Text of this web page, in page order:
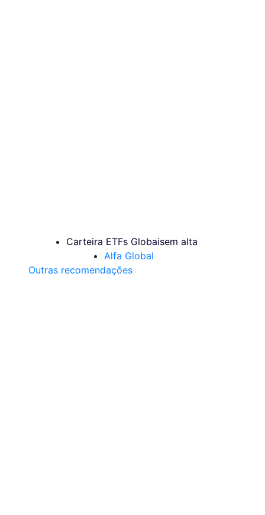
Carteira ETFs Globaisem alta
Alfa Global
Outras recomendações